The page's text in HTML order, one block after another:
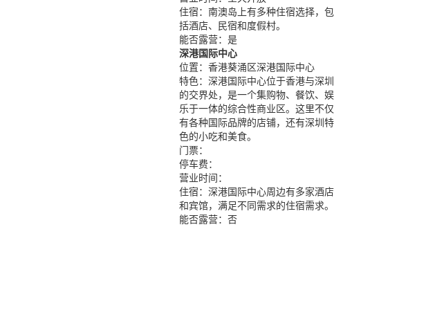
住宿： 南澳岛上有多种住宿选择，包
括酒店、民宿和度假村。
能否露营： 是
深港国际中心
位置： 香港葵涌区深港国际中心
特色： 深港国际中心位于香港与深圳
的交界处，是一个集购物、餐饮、娱
乐于一体的综合性商业区。这里不仅
有各种国际品牌的店铺，还有深圳特
色的小吃和美食。
门票：
停车费：
营业时间：
住宿： 深港国际中心周边有多家酒店
和宾馆，满足不同需求的住宿需求。
能否露营： 否